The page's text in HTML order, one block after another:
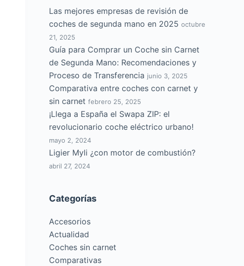
Las mejores empresas de revisión de
coches de segunda mano en 2025 octubre
21, 2025
Guía para Comprar un Coche sin Carnet
de Segunda Mano: Recomendaciones y
Proceso de Transferencia junio 3, 2025
Comparativa entre coches con carnet y
sin carnet febrero 25, 2025
¡Llega a España el Swapa ZIP: el
revolucionario coche eléctrico urbano!
mayo 2, 2024
Ligier Myli ¿con motor de combustión?
abril 27, 2024
Categorías
Accesorios
Actualidad
Coches sin carnet
Comparativas